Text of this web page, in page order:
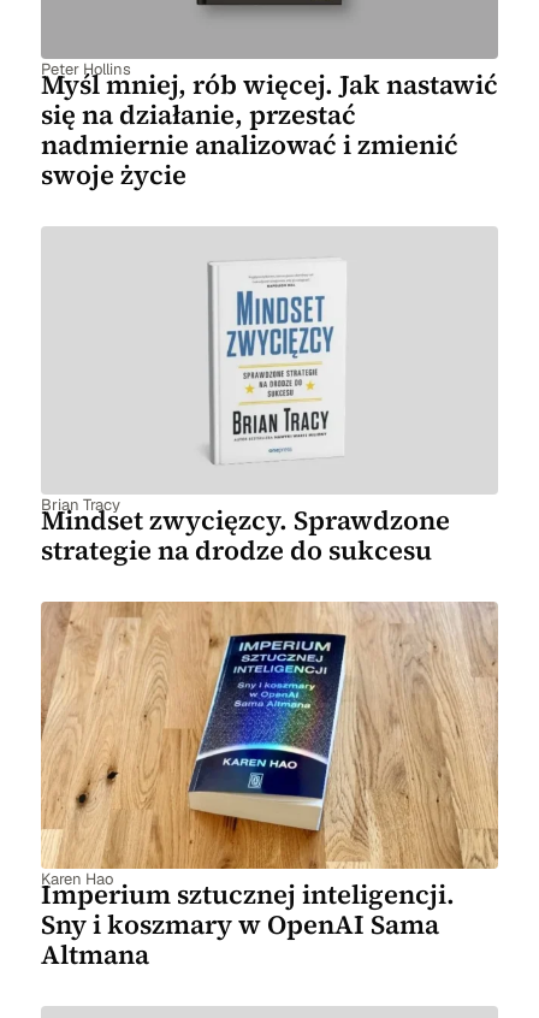
Peter Hollins
Myśl mniej, rób więcej. Jak nastawić
się na działanie, przestać
nadmiernie analizować i zmienić
swoje życie
Brian Tracy
Mindset zwycięzcy. Sprawdzone
strategie na drodze do sukcesu
Karen Hao
Imperium sztucznej inteligencji.
Sny i koszmary w OpenAI Sama
Altmana